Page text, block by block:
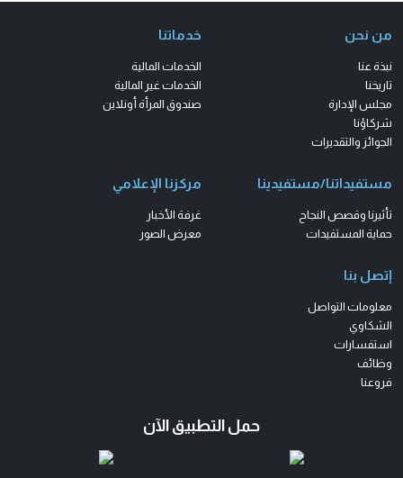
من نحن
نبذة عنا
تاريخنا
مجلس الإدارة
شركاؤنا
الجوائز والتقديرات
خدماتنا
الخدمات المالية
الخدمات غير المالية
صندوق المرأة أونلاين
مستفيداتنا/مستفيدينا
تأثيرنا وقصص النجاح
حماية المستفيدات
مركزنا الإعلامي
غرفة الأخبار
معرض الصور
إتصل بنا
معلومات التواصل
الشكاوي
استفسارات
وظائف
فروعنا
حمل التطبيق الآن